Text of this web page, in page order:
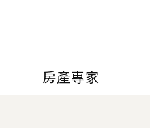
房產專家